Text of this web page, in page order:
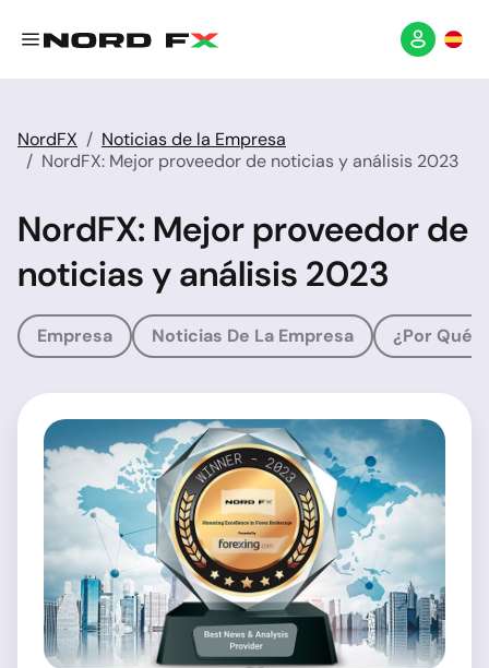
NordFX
Noticias de la Empresa
NordFX: Mejor proveedor de noticias y análisis 2023
NordFX: Mejor proveedor de
noticias y análisis 2023
Empresa Noticias De La Empresa ¿Por Qué